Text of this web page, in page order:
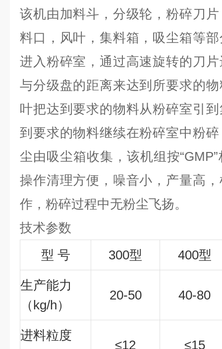
该机由加料斗，分级轮，粉碎刀
料口，风叶，集料箱，吸尘箱等
进入粉碎室，通过高速旋转的刀
与分级盘的距离来达到所要求的
叶把达到要求的物料从粉碎室引
到要求的物料继续在粉碎室中粉
尘由吸尘箱收集，该机组按
操作清理方便，噪音小，产量高
作，粉碎过程中无粉尘飞扬。
技术参数
型 号
300型 400型
生产能力
（kg/h）
20-50 40-80
进料粒度
≤12 ≤15